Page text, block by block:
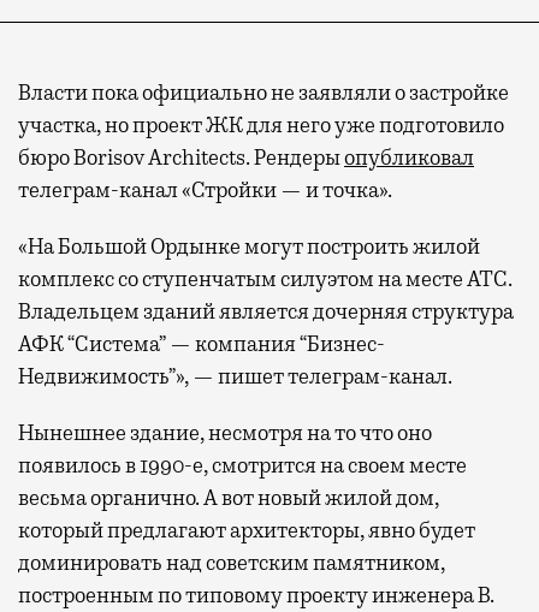
Власти пока официально не заявляли о застройке
участка, но проект ЖК для него уже подготовило
бюро Borisov Architects. Рендерыопубликовал
телеграм-канал «Стройки — и точка».
«На Большой Ордынке могут построить жилой
комплекс со ступенчатым силуэтом на месте АТС.
Владельцем зданий является дочерняя структура
АФК “Система” — компания “Бизнес-
Недвижимость”», — пишет телеграм-канал.
Нынешнее здание, несмотря на то что оно
появилось в 1990-е, смотрится на своем месте
весьма органично. А вот новый жилой дом,
который предлагают архитекторы, явно будет
доминировать над советским памятником,
построенным по типовому проекту инженера В.